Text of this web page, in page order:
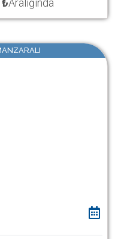
Aralığında